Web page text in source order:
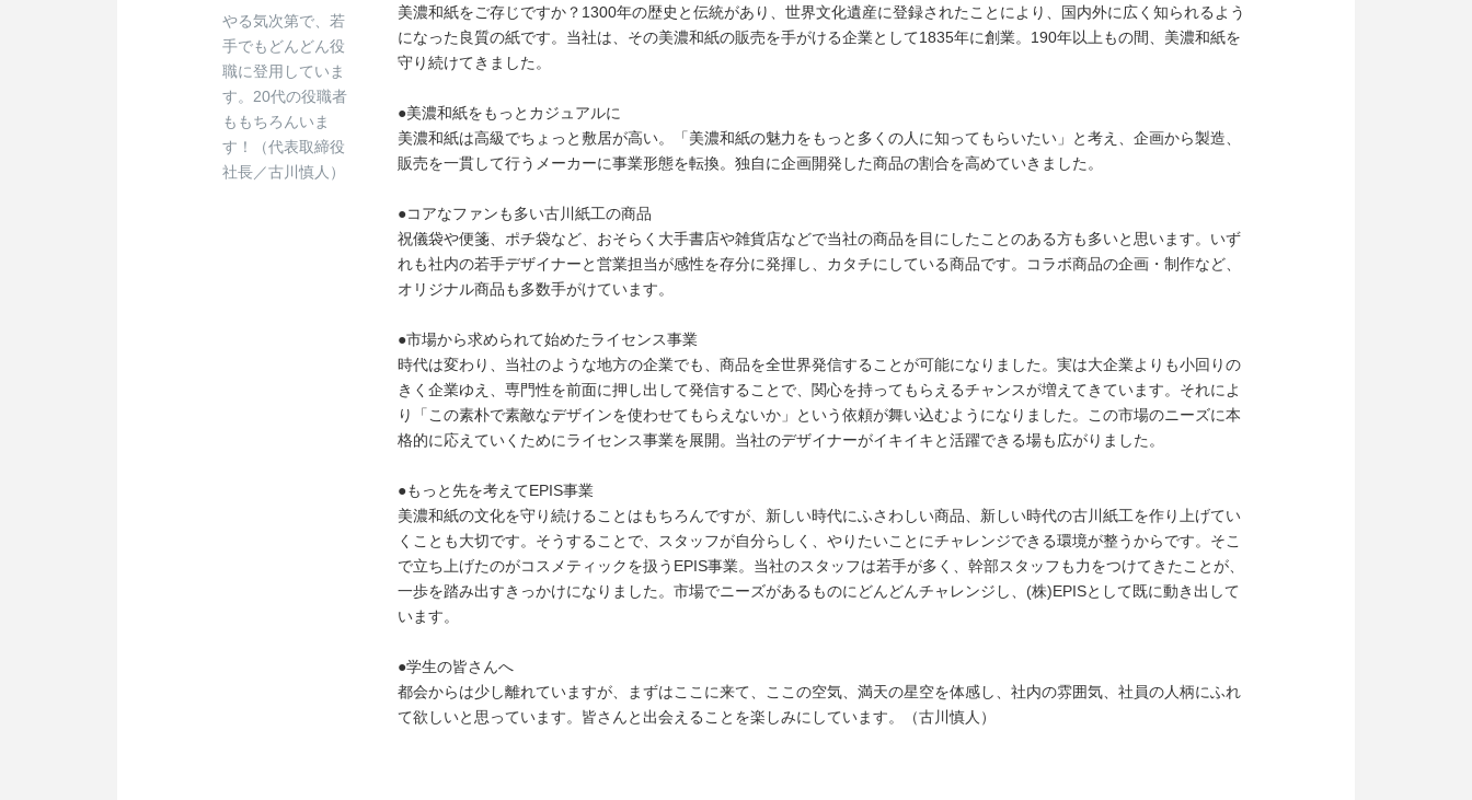
やる気次第で、若
手でもどんどん役
職に登用していま
す。20代の役職者
ももちろんいま
す！（代表取締役
社長／古川慎人）
美濃和紙をご存じですか？1300年の歴史と伝統があり、世界文化遺産に登録されたことにより、国内外に広く知られるよう
になった良質の紙です。当社は、その美濃和紙の販売を手がける企業として1835年に創業。190年以上もの間、美濃和紙を
守り続けてきました。
●美濃和紙をもっとカジュアルに
美濃和紙は高級でちょっと敷居が高い。「美濃和紙の魅力をもっと多くの人に知ってもらいたい」と考え、企画から製造、
販売を一貫して行うメーカーに事業形態を転換。独自に企画開発した商品の割合を高めていきました。
●コアなファンも多い古川紙工の商品
祝儀袋や便箋、ポチ袋など、おそらく大手書店や雑貨店などで当社の商品を目にしたことのある方も多いと思います。いず
れも社内の若手デザイナーと営業担当が感性を存分に発揮し、カタチにしている商品です。コラボ商品の企画・制作など、
オリジナル商品も多数手がけています。
●市場から求められて始めたライセンス事業
時代は変わり、当社のような地方の企業でも、商品を全世界発信することが可能になりました。実は大企業よりも小回りの
きく企業ゆえ、専門性を前面に押し出して発信することで、関心を持ってもらえるチャンスが増えてきています。それによ
り「この素朴で素敵なデザインを使わせてもらえないか」という依頼が舞い込むようになりました。この市場のニーズに本
格的に応えていくためにライセンス事業を展開。当社のデザイナーがイキイキと活躍できる場も広がりました。
●もっと先を考えてEPIS事業
美濃和紙の文化を守り続けることはもちろんですが、新しい時代にふさわしい商品、新しい時代の古川紙工を作り上げてい
くことも大切です。そうすることで、スタッフが自分らしく、やりたいことにチャレンジできる環境が整うからです。そこ
で立ち上げたのがコスメティックを扱うEPIS事業。当社のスタッフは若手が多く、幹部スタッフも力をつけてきたことが、
一歩を踏み出すきっかけになりました。市場でニーズがあるものにどんどんチャレンジし、(株)EPISとして既に動き出して
います。
●学生の皆さんへ
都会からは少し離れていますが、まずはここに来て、ここの空気、満天の星空を体感し、社内の雰囲気、社員の人柄にふれ
て欲しいと思っています。皆さんと出会えることを楽しみにしています。（古川慎人）